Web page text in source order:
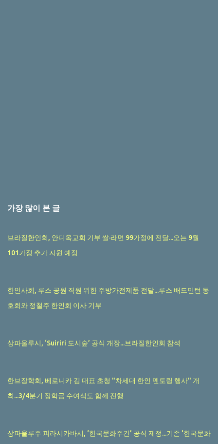
가장 많이 본 글
브라질한인회, 안디옥교회 기부 쌀·라면 99가정에 전달...오는 9월
101가정 추가 지원 예정
한인사회, 루스 공원 직원 위한 주방가전제품 전달...루스 배드민턴 동
호회와 정철주 한인회 이사 기부
상파울루시, ‘Suiriri 도시숲’ 공식 개장...브라질한인회 참석
한브장학회, 베로니카 김 대표 초청 "차세대 한인 멘토링 행사" 개
최...3/4분기 장학금 수여식도 함께 진행
상파울루주 피라시카바시, ‘한국문화주간’ 공식 제정...기존 ‘한국문화